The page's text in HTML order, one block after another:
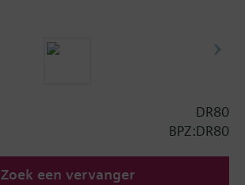
DR80
BPZ:DR80
Zoek een vervanger